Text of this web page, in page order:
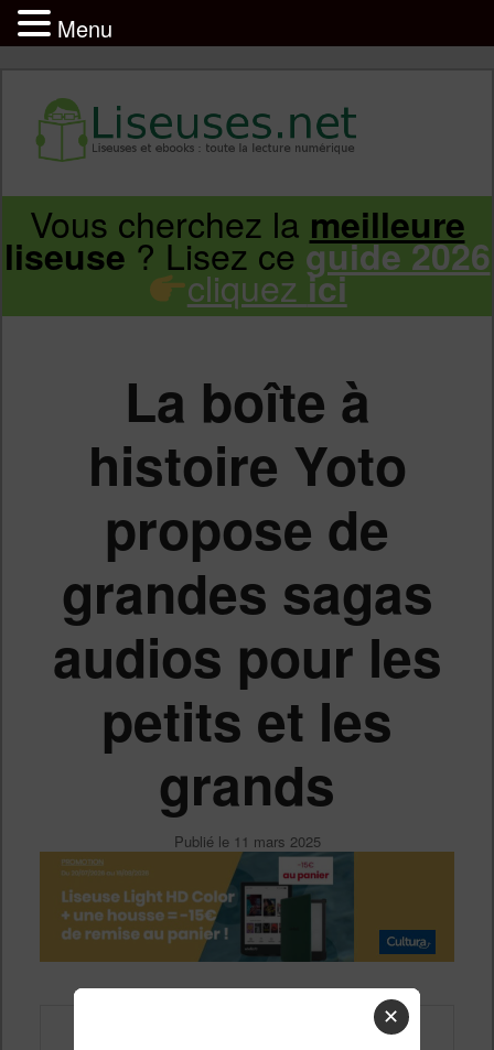
Infos sur les liseuses Kindle, Kobo,
Vivlio, Pocketbook
Aller
Aller
Vous cherchez la meilleure
liseuse? Lisez ceguide 2026
cliquez ici
La boîte à
histoire Yoto
propose de
grandes sagas
audios pour les
petits et les
grands
Publié le 11 mars 2025
✕
Menu